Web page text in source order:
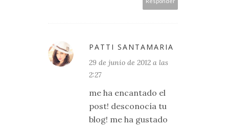
PATTI SANTAMARIA
29 de junio de 2012 a las
2:27
me ha encantado el
post! desconocía tu
blog! me ha gustado